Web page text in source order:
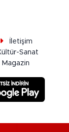
İletişim
Sanat